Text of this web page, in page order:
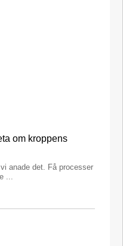
om kroppens
anade det. Få processer
...